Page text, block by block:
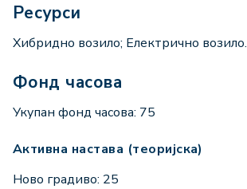
Ресурси
Хибридно возило; Електрично возило.
Фонд часова
Укупан фонд часова: 75
Активна настава (теоријска)
Ново градиво: 25